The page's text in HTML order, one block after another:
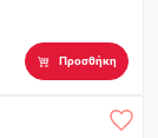
Προσθήκη